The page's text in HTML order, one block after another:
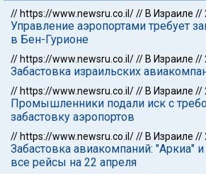
// https://www.newsru.co.il/// В Израиле //
Управление аэропортами требует
в Бен-Гурионе
// https://www.newsru.co.il/// В Израиле //
Забастовка израильских
// https://www.newsru.co.il/// В Израиле //
Промышленники подали иск с
забастовку аэропортов
// https://www.newsru.co.il/// В Израиле //
Забастовка авиакомпаний: "Аркиа"
все рейсы на 22 апреля